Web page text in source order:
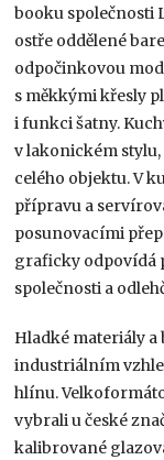
booku společnosti
ostře oddělené
odpočinkovou
s měkkými křesly
i funkci šatny.
v lakonickém
celého objektu. V
přípravu a
posunovacími
graficky odpovídá
společnosti a
Hladké materiály
industriálním
hlínu.
vybrali u české
kalibrované